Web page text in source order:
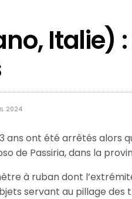
Italie)
2024
ans ont été arrêtés alors
de Passiria, dans la
à ruban dont
servant au pillage des